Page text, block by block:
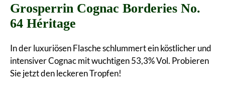
Grosperrin Cognac Borderies No.
64 Héritage
In der luxuriösen Flasche schlummert ein köstlicher und
intensiver Cognac mit wuchtigen 53,3% Vol. Probieren
Sie jetzt den leckeren Tropfen!